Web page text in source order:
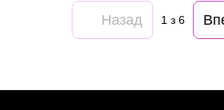
Назад 1з 6